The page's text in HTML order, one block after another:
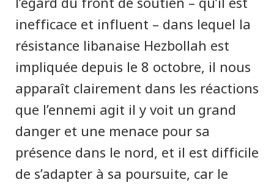
inefficace et influent – dans lequel la
résistance libanaise Hezbollah est
impliquée depuis le 8 octobre, il nous
apparaît clairement dans les réactions
que l’ennemi agit il y voit un grand
danger et une menace pour sa
présence dans le nord, et il est difficile
de s’adapter à sa poursuite, car le